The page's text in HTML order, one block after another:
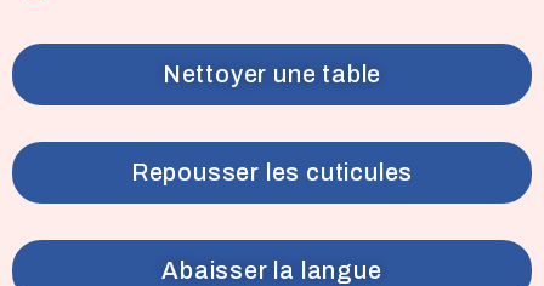
Nettoyer une table
Repousser les cuticules
Abaisser la langue